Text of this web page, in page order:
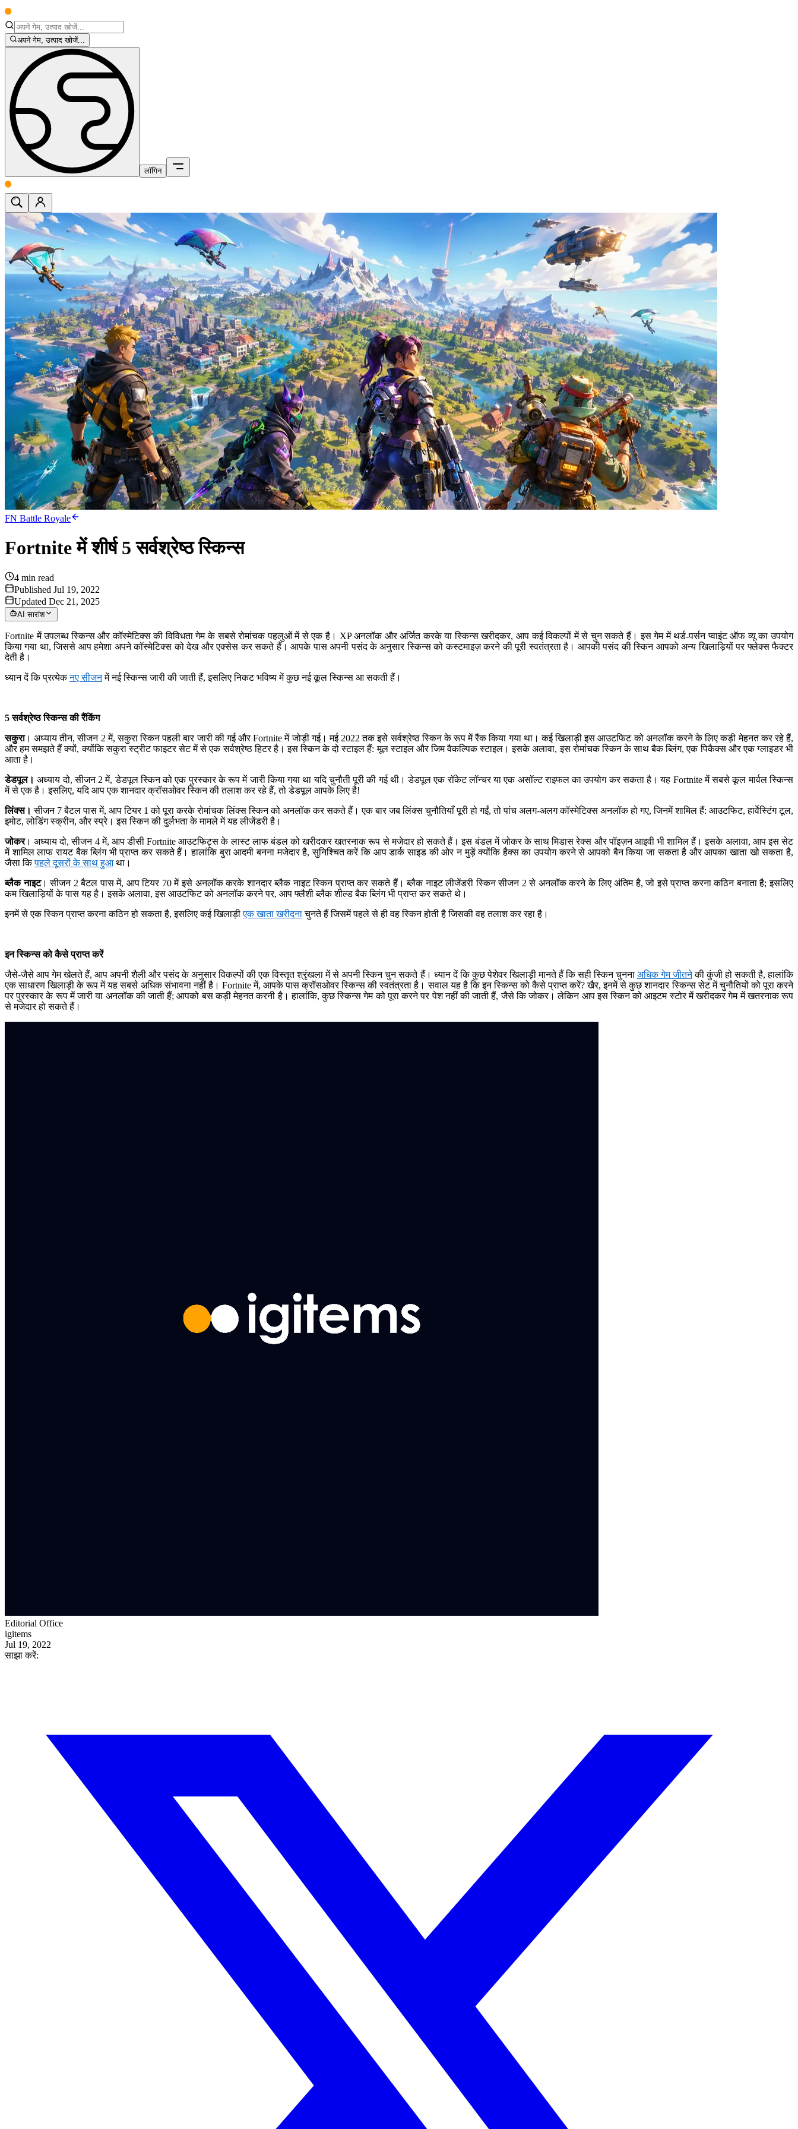
अपने गेम, उत्पाद खोजें...
लॉगिन
FN Battle Royale
Fortnite में शीर्ष 5 सर्वश्रेष्ठ स्किन्स
4 min read
Published Jul 19, 2022
Updated Dec 21, 2025
AI सारांश
Fortnite में उपलब्ध स्किन्स और कॉस्मेटिक्स की विविधता गेम के सबसे रोमांचक पहलुओं में से एक है। XP अनलॉक और अर्जित करके या स्किन्स खरीदकर, आप कई विकल्पों में से चुन सकते हैं। इस गेम में थर्ड-पर्सन प्वाइंट ऑफ व्यू का उपयोग
किया गया था, जिससे आप हमेशा अपने कॉस्मेटिक्स को देख और एक्सेस कर सकते हैं। आपके पास अपनी पसंद के अनुसार स्किन्स को कस्टमाइज़ करने की पूरी स्वतंत्रता है। आपकी पसंद की स्किन आपको अन्य खिलाड़ियों पर फ्लेक्स फैक्टर
देती है।
ध्यान दें कि प्रत्येकनए सीजनमें नई स्किन्स जारी की जाती हैं, इसलिए निकट भविष्य में कुछ नई कूल स्किन्स आ सकती हैं।
5 सर्वश्रेष्ठ स्किन्स की रैंकिंग
सकुरा। अध्याय तीन, सीजन 2 में, सकुरा स्किन पहली बार जारी की गई और Fortnite में जोड़ी गई। मई 2022 तक इसे सर्वश्रेष्ठ स्किन के रूप में रैंक किया गया था। कई खिलाड़ी इस आउटफिट को अनलॉक करने के लिए कड़ी मेहनत कर रहे हैं,
और हम समझते हैं क्यों, क्योंकि सकुरा स्ट्रीट फाइटर सेट में से एक सर्वश्रेष्ठ हिटर है। इस स्किन के दो स्टाइल हैं: मूल स्टाइल और जिम वैकल्पिक स्टाइल। इसके अलावा, इस रोमांचक स्किन के साथ बैक ब्लिंग, एक पिकैक्स और एक ग्लाइडर भी
आता है।
डेडपूल। अध्याय दो, सीजन 2 में, डेडपूल स्किन को एक पुरस्कार के रूप में जारी किया गया था यदि चुनौती पूरी की गई थी। डेडपूल एक रॉकेट लॉन्चर या एक असॉल्ट राइफल का उपयोग कर सकता है। यह Fortnite में सबसे कूल मार्वल स्किन्स
में से एक है। इसलिए, यदि आप एक शानदार क्रॉसओवर स्किन की तलाश कर रहे हैं, तो डेडपूल आपके लिए है!
लिंक्स। सीजन 7 बैटल पास में, आप टियर 1 को पूरा करके रोमांचक लिंक्स स्किन को अनलॉक कर सकते हैं। एक बार जब लिंक्स चुनौतियाँ पूरी हो गईं, तो पांच अलग-अलग कॉस्मेटिक्स अनलॉक हो गए, जिनमें शामिल हैं: आउटफिट, हार्वेस्टिंग टूल,
इमोट, लोडिंग स्क्रीन, और स्प्रे। इस स्किन की दुर्लभता के मामले में यह लीजेंडरी है।
जोकर। अध्याय दो, सीजन 4 में, आप डीसी Fortnite आउटफिट्स के लास्ट लाफ बंडल को खरीदकर खतरनाक रूप से मजेदार हो सकते हैं। इस बंडल में जोकर के साथ मिडास रेक्स और पॉइज़न आइवी भी शामिल हैं। इसके अलावा, आप इस सेट
में शामिल लाफ रायट बैक ब्लिंग भी प्राप्त कर सकते हैं। हालांकि बुरा आदमी बनना मजेदार है, सुनिश्चित करें कि आप डार्क साइड की ओर न मुड़ें क्योंकि हैक्स का उपयोग करने से आपको बैन किया जा सकता है और आपका खाता खो सकता है,
जैसा किपहले दूसरों के साथ हुआथा।
ब्लैक नाइट। सीजन 2 बैटल पास में, आप टियर 70 में इसे अनलॉक करके शानदार ब्लैक नाइट स्किन प्राप्त कर सकते हैं। ब्लैक नाइट लीजेंडरी स्किन सीजन 2 से अनलॉक करने के लिए अंतिम है, जो इसे प्राप्त करना कठिन बनाता है; इसलिए
कम खिलाड़ियों के पास यह है। इसके अलावा, इस आउटफिट को अनलॉक करने पर, आप फ्लैशी ब्लैक शील्ड बैक ब्लिंग भी प्राप्त कर सकते थे।
इनमें से एक स्किन प्राप्त करना कठिन हो सकता है, इसलिए कई खिलाड़ीएक खाता खरीदनाचुनते हैं जिसमें पहले से ही वह स्किन होती है जिसकी वह तलाश कर रहा है।
इन स्किन्स को कैसे प्राप्त करें
जैसे-जैसे आप गेम खेलते हैं, आप अपनी शैली और पसंद के अनुसार विकल्पों की एक विस्तृत श्रृंखला में से अपनी स्किन चुन सकते हैं। ध्यान दें कि कुछ पेशेवर खिलाड़ी मानते हैं कि सही स्किन चुनना अधिक गेम जीतनेकी कुंजी हो सकती है, हालांकि
एक साधारण खिलाड़ी के रूप में यह सबसे अधिक संभावना नहीं है। Fortnite में, आपके पास क्रॉसओवर स्किन्स की स्वतंत्रता है। सवाल यह है कि इन स्किन्स को कैसे प्राप्त करें? खैर, इनमें से कुछ शानदार स्किन्स सेट में चुनौतियों को पूरा करने
पर पुरस्कार के रूप में जारी या अनलॉक की जाती हैं; आपको बस कड़ी मेहनत करनी है। हालांकि, कुछ स्किन्स गेम को पूरा करने पर पेश नहीं की जाती हैं, जैसे कि जोकर। लेकिन आप इस स्किन को आइटम स्टोर में खरीदकर गेम में खतरनाक रूप
से मजेदार हो सकते हैं।
Editorial Office
igitems
Jul 19, 2022
साझा करें: